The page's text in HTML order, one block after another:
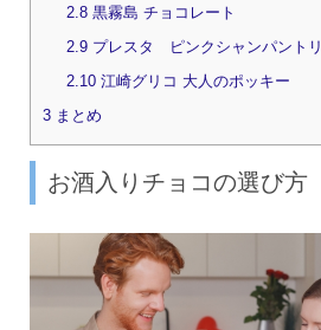
2.8黒霧島 チョコレート
2.9プレスタ ピンクシャンパント
2.10江崎グリコ 大人のポッキー
3まとめ
お酒入りチョコの選び方